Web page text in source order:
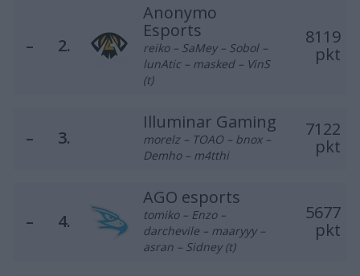
– 2.
Anonymo
Esports
reiko – SaMey – Sobol –
lunAtic – masked – VinS
(t)
8119
pkt
– 3.
Illuminar Gaming
morelz – TOAO – bnox –
Demho – m4tthi
7122
pkt
– 4.
AGO esports
tomiko – Enzo –
darchevile – maaryyy –
asran – Sidney (t)
5677
pkt